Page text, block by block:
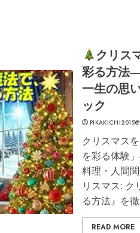
クリス
彩る方法
一生の思
ック
クリスマス
を彩る体験
料理・人間
リスマス: ク
る方法』を徹
READ MORE